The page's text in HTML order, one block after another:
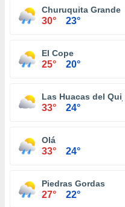
Churuquita Grande
30° 23°
El Cope
25° 20°
Las Huacas del Quije
33° 24°
Olá
33° 24°
Piedras Gordas
27° 22°